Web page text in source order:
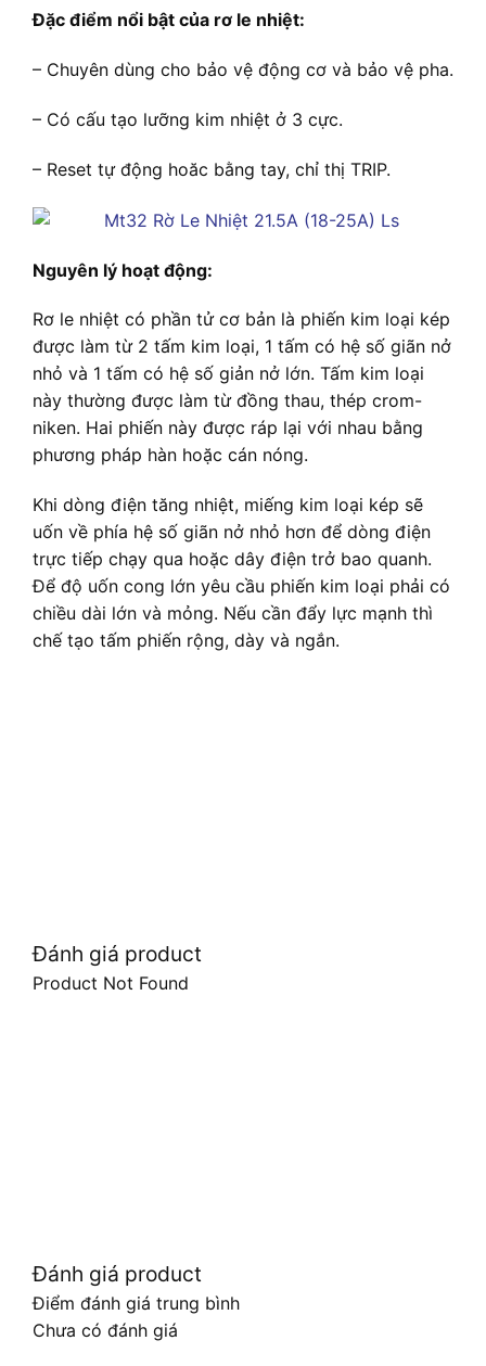
Đặc điểm nổi bật của rơ le nhiệt:
– Chuyên dùng cho bảo vệ động cơ và bảo vệ pha.
– Có cấu tạo lưỡng kim nhiệt ở 3 cực.
– Reset tự động hoăc bằng tay, chỉ thị TRIP.
Nguyên lý hoạt động:
Rơ le nhiệt có phần tử cơ bản là phiến kim loại kép
được làm từ 2 tấm kim loại, 1 tấm có hệ số giãn nở
nhỏ và 1 tấm có hệ số giản nở lớn. Tấm kim loại
này thường được làm từ đồng thau, thép crom-
niken. Hai phiến này được ráp lại với nhau bằng
phương pháp hàn hoặc cán nóng.
Khi dòng điện tăng nhiệt, miếng kim loại kép sẽ
uốn về phía hệ số giãn nở nhỏ hơn để dòng điện
trực tiếp chạy qua hoặc dây điện trở bao quanh.
Để độ uốn cong lớn yêu cầu phiến kim loại phải có
chiều dài lớn và mỏng. Nếu cần đẩy lực mạnh thì
chế tạo tấm phiến rộng, dày và ngắn.
Đánh giá product
Product Not Found
Đánh giá product
Điểm đánh giá trung bình
Chưa có đánh giá